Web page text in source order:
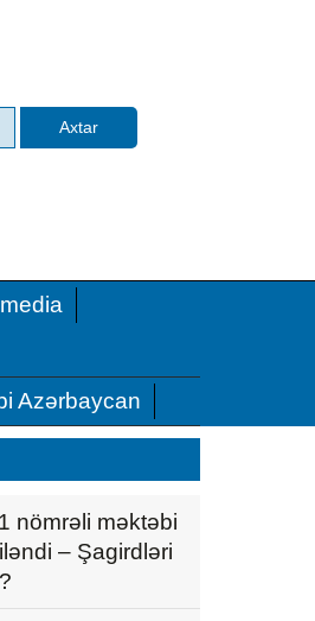
Azərbaycan
nömrəli məktəbi
– Şagirdləri